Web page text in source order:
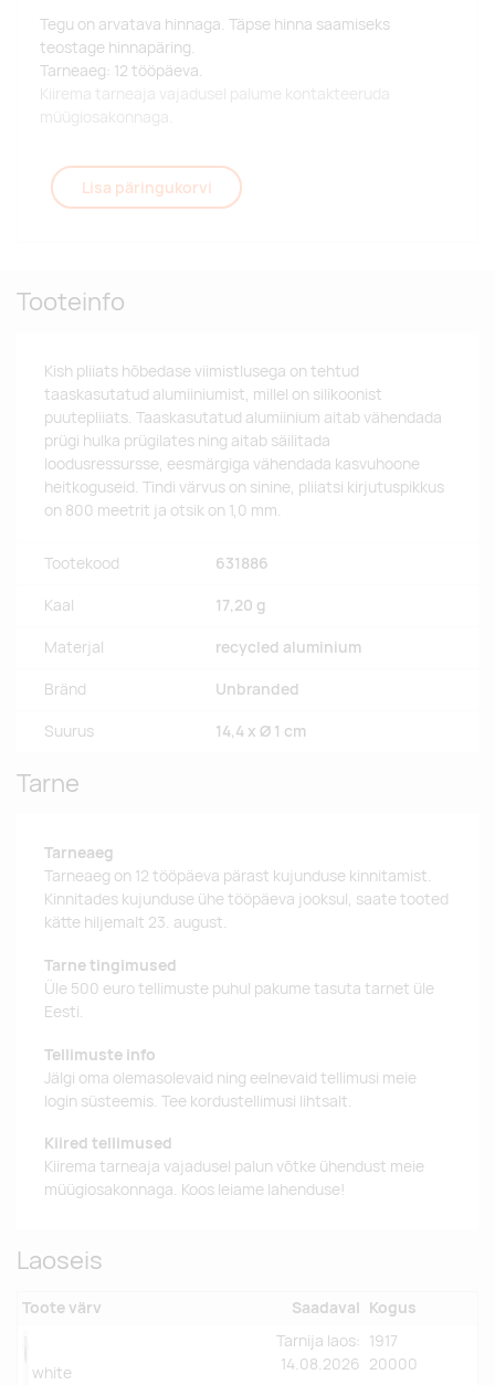
Tegu on arvatava hinnaga. Täpse hinna saamiseks
teostage hinnapäring.
Tarneaeg: 12 tööpäeva.
Kiirema tarneaja vajadusel palume kontakteeruda
müügiosakonnaga.
Lisa päringukorvi
Tooteinfo
Kish pliiats hõbedase viimistlusega on tehtud
taaskasutatud alumiiniumist, millel on silikoonist
puutepliiats. Taaskasutatud alumiinium aitab vähendada
prügi hulka prügilates ning aitab säilitada
loodusressursse, eesmärgiga vähendada kasvuhoone
heitkoguseid. Tindi värvus on sinine, pliiatsi kirjutuspikkus
on 800 meetrit ja otsik on 1,0 mm.
Tootekood 631886
Kaal 17,20 g
Materjal recycled aluminium
Bränd Unbranded
Suurus 14,4 x Ø 1 cm
Tarne
Tarneaeg
Tarneaeg on 12 tööpäeva pärast kujunduse kinnitamist.
Kinnitades kujunduse ühe tööpäeva jooksul, saate tooted
kätte hiljemalt 23. august.
Tarne tingimused
Üle 500 euro tellimuste puhul pakume tasuta tarnet üle
Eesti.
Tellimuste info
Jälgi oma olemasolevaid ning eelnevaid tellimusi meie
login süsteemis. Tee kordustellimusi lihtsalt.
Kiired tellimused
Kiirema tarneaja vajadusel palun võtke ühendust meie
müügiosakonnaga. Koos leiame lahenduse!
Laoseis
Toote värv Saadaval Kogus
white
Tarnija laos:
14.08.2026
1917
20000